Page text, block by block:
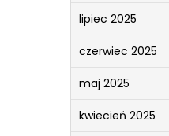
lipiec 2025
czerwiec 2025
maj 2025
kwiecień 2025